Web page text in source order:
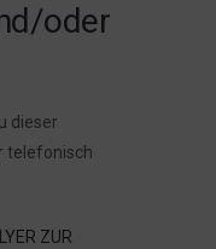
oder
dieser
telefonisch
ZUR